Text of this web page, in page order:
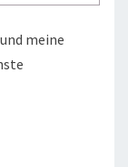
meine